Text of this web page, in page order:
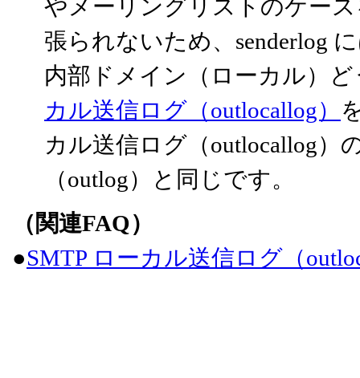
やメーリングリストのケー
張られないため、senderlog
内部ドメイン（ローカル）
カル送信ログ（outlocallog）
カル送信ログ（outlocallog）
（outlog）と同じです。
（関連FAQ）
●SMTP ローカル送信ログ（